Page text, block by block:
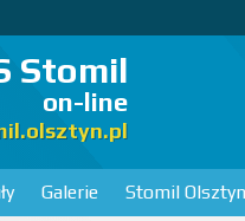
Stomil
on-line
Galerie Stomil Olsztyn